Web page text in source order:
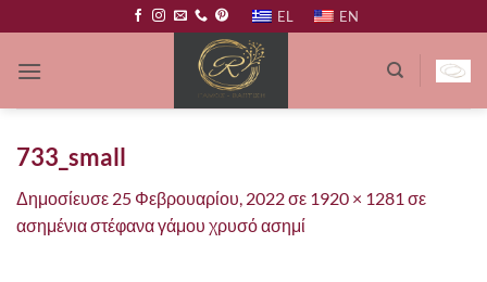
στο
περιεχόμενο
EL EN
733_small
Δημοσίευσε 25 Φεβρουαρίου, 2022σε 1920 × 1281 σε
ασημένια στέφανα γάμου χρυσό ασημί